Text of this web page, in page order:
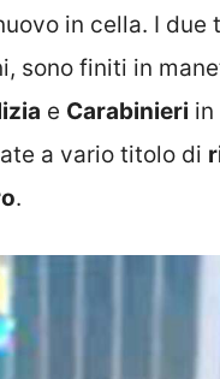
in cella. I due
sono finiti in
e Carabinieri in
a vario titolo di
.